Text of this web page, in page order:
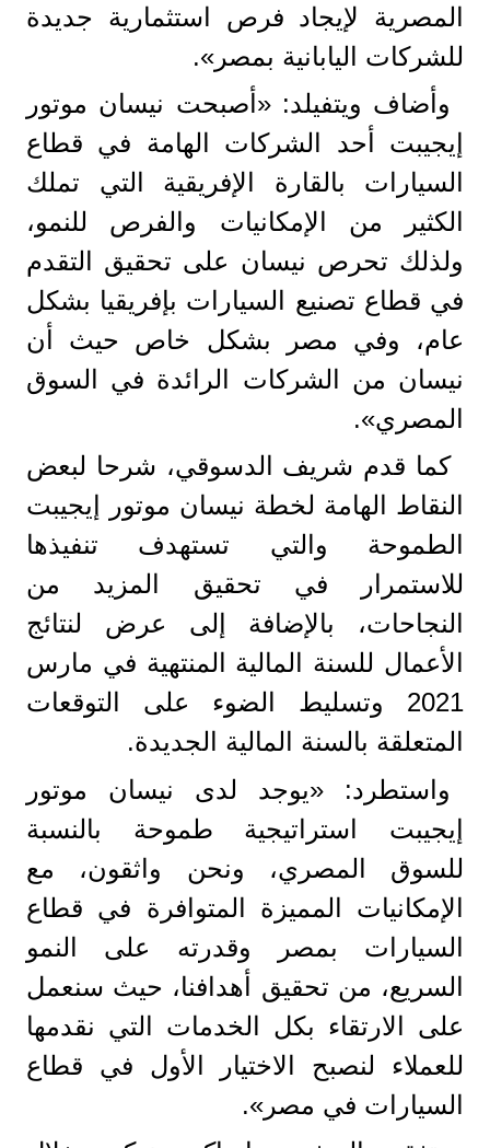
المصرية لإيجاد فرص استثمارية جديدة
للشركات اليابانية بمصر».
وأضاف ويتفيلد: «أصبحت نيسان موتور
إيجيبت أحد الشركات الهامة في قطاع
السيارات بالقارة الإفريقية التي تملك
الكثير من الإمكانيات والفرص للنمو،
ولذلك تحرص نيسان على تحقيق التقدم
في قطاع تصنيع السيارات بإفريقيا بشكل
عام، وفي مصر بشكل خاص حيث أن
نيسان من الشركات الرائدة في السوق
المصري».
كما قدم شريف الدسوقي، شرحا لبعض
النقاط الهامة لخطة نيسان موتور إيجيبت
الطموحة والتي تستهدف تنفيذها
للاستمرار في تحقيق المزيد من
النجاحات، بالإضافة إلى عرض لنتائج
الأعمال للسنة المالية المنتهية في مارس
2021 وتسليط الضوء على التوقعات
المتعلقة بالسنة المالية الجديدة.
واستطرد: «يوجد لدى نيسان موتور
إيجيبت استراتيجية طموحة بالنسبة
للسوق المصري، ونحن واثقون، مع
الإمكانيات المميزة المتوافرة في قطاع
السيارات بمصر وقدرته على النمو
السريع، من تحقيق أهدافنا، حيث سنعمل
على الارتقاء بكل الخدمات التي نقدمها
للعملاء لنصبح الاختيار الأول في قطاع
السيارات في مصر».